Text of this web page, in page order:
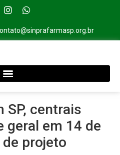
SP, centrais
geral em 14 de
projeto